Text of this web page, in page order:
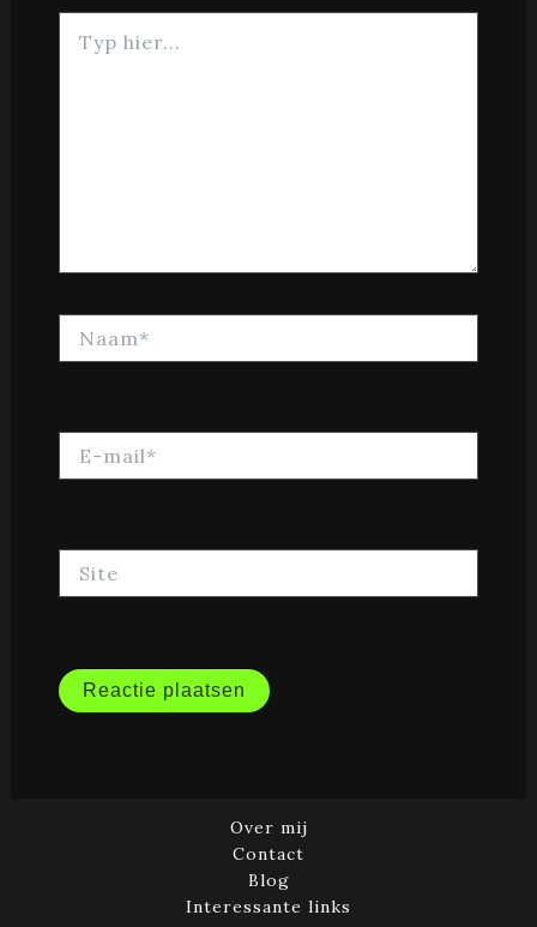
hier...
mail*
Over mij
Contact
Blog
Interessante links